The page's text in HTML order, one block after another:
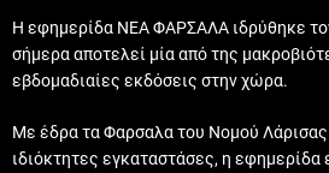
Η εφημερίδα ΝΕΑ ΦΑΡΣΑΛΑ ιδρύθηκε
σήμερα αποτελεί μία από της
εβδομαδιαίες εκδόσεις στην χώρα.
Με έδρα τα Φαρσαλα του Νομού Λάρισας
ιδιόκτητες εγκαταστάσες, η εφημερίδα